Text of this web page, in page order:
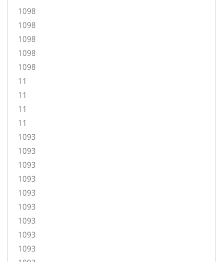
1098
1098
1098
1098
1098
11
11
11
11
1093
1093
1093
1093
1093
1093
1093
1093
1093